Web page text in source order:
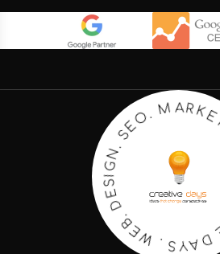
Y
S
.
W
E
B
.
D
E
S
I
G
N
.
S
E
O
.
MAR KETI